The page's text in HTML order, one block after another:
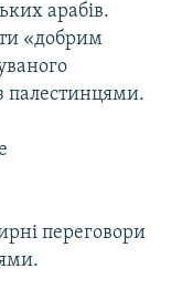
арабів.
«добрим
палестинцями.
переговори